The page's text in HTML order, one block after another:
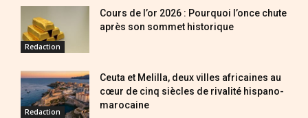
Redaction
Cours de l’or 2026 : Pourquoi l’once chute
après son sommet historique
Redaction
Ceuta et Melilla, deux villes africaines au
cœur de cinq siècles de rivalité hispano-
marocaine